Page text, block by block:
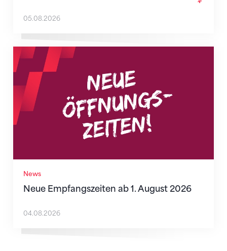
05.08.2026
News
Neue Empfangszeiten ab 1. August 2026
Neue Empfangszeiten ab 1. August 2026
04.08.2026